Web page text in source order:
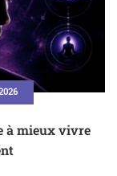
à mieux vivre